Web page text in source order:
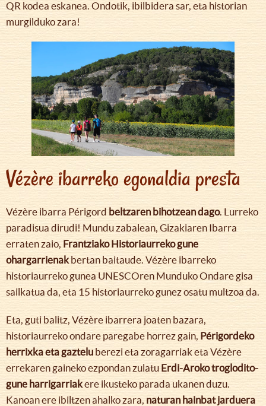
QR kodea eskanea. Ondotik, ibilbidera sar, eta historian
murgilduko zara!
Vézère ibarreko egonaldia presta
Vézère ibarra Périgord beltzaren bihotzean dago. Lurreko
paradisua dirudi! Mundu zabalean, Gizakiaren Ibarra
erraten zaio, Frantziako Historiaurreko gune
ohargarrienakbertan baitaude. Vézère ibarreko
historiaurreko gunea UNESCOren Munduko Ondare gisa
sailkatua da, eta 15 historiaurreko gunez osatu multzoa da.
Eta, guti balitz, Vézère ibarrera joaten bazara,
historiaurreko ondare paregabe horrez gain, Périgordeko
herrixka eta gazteluberezi eta zoragarriak eta Vézère
errekaren gaineko ezpondan zulatu Erdi-Aroko troglodito-
gune harrigarriakere ikusteko parada ukanen duzu.
Kanoan ere ibiltzen ahalko zara, naturan hainbat jarduera